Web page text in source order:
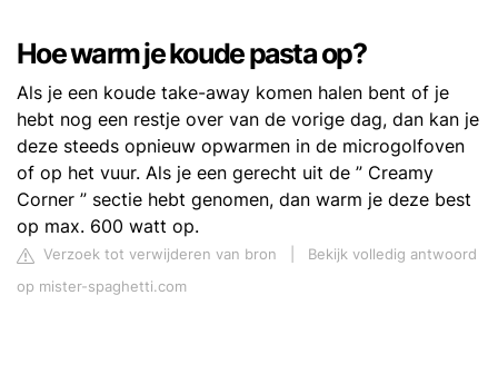
Hoe warm je koude pasta op?
Als je een koude take-away komen halen bent of je
hebt nog een restje over van de vorige dag, dan kan je
deze steeds opnieuw opwarmen in de microgolfoven
of op het vuur. Als je een gerecht uit de ” Creamy
Corner ” sectie hebt genomen, dan warm je deze best
op max. 600 watt op.
Verzoek tot verwijderen van bron
Bekijk volledig antwoord
op mister-spaghetti.com